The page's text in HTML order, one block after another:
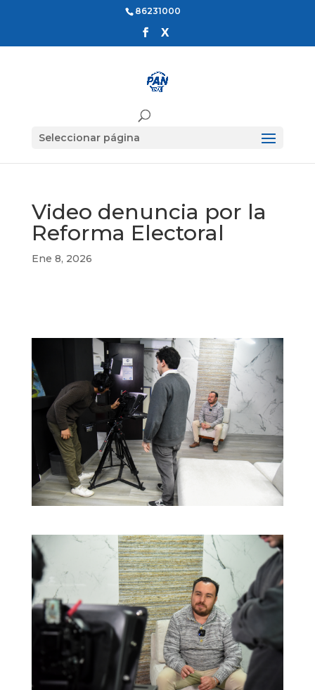
86231000
Seleccionar página
Video denuncia por la
Reforma Electoral
Ene 8, 2026